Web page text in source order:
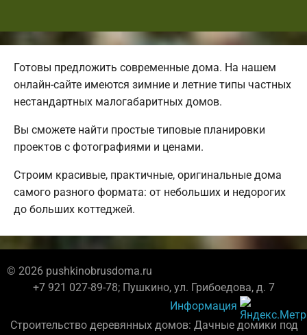
Готовы предложить современные дома. На нашем
онлайн-сайте имеются зимние и летние типы частных
нестандартных малогабаритных домов.
Вы сможете найти простые типовые планировки
проектов с фотографиями и ценами.
Строим красивые, практичные, оригинальные дома
самого разного формата: от небольших и недорогих
до больших коттеджей.
© 2026 pushkinobrusdoma.ru
+7 921 027-89-78; Пушкино, ул. Грибоедова, д. 7
Информация
Строительство деревянных домов: Дачные домики под